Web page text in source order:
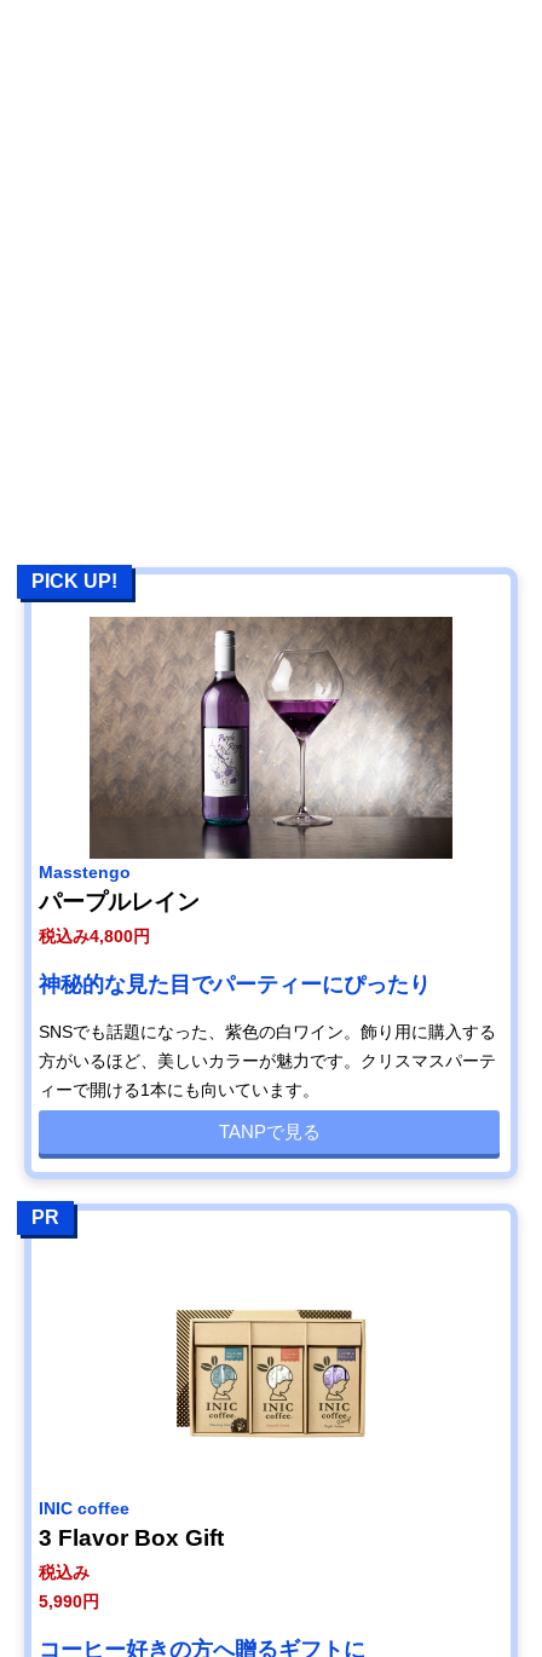
PICK UP!
Masstengo
パープルレイン
税込み4,800円
神秘的な見た目でパーティーにぴったり
SNSでも話題になった、紫色の白ワイン。飾り用に購入する
方がいるほど、美しいカラーが魅力です。クリスマスパーテ
ィーで開ける1本にも向いています。
TANPで見る
PR
INIC coffee
3 Flavor Box Gift
税込み
5,990円
コーヒー好きの方へ贈るギフトに